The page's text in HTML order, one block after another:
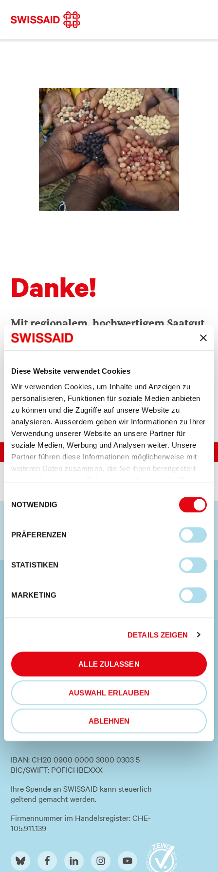
Diese Website verwendet Cookies
Wir verwenden Cookies, um Inhalte und Anzeigen zu
personalisieren, Funktionen für soziale Medien anbieten
zu können und die Zugriffe auf unsere Website zu
analysieren. Ausserdem geben wir Informationen zu Ihrer
Verwendung unserer Website an unsere Partner für
soziale Medien, Werbung und Analysen weiter. Unsere
Partner führen diese Informationen möglicherweise mit
weiteren Daten zusammen, die Sie ihnen bereitgestellt
NOTWENDIG
PRÄFERENZEN
STATISTIKEN
MARKETING
DETAILS ZEIGEN
ALLE ZULASSEN
AUSWAHL ERLAUBEN
ABLEHNEN
Danke!
Mit regionalem, hochwertigem Saatgut
wappnen sich Kleinbäuerinnen und
Kleinbauern gegen klimatische
Extremereignisse. Ihre Spende ist eine
Spende gegen den Hunger auf der
Welt!
info@swissaid.ch
media@swissaid.ch
(Nur für Medienanfragen)
SWISSAID KOLUMBIEN
SWISSAID ECUADOR
IBAN: CH20 0900 0000 3000 0303 5
BIC/SWIFT: POFICHBEXXX
Ihre Spende an SWISSAID kann steuerlich
geltend gemacht werden.
Firmennummer im Handelsregister: CHE-
105.911.139